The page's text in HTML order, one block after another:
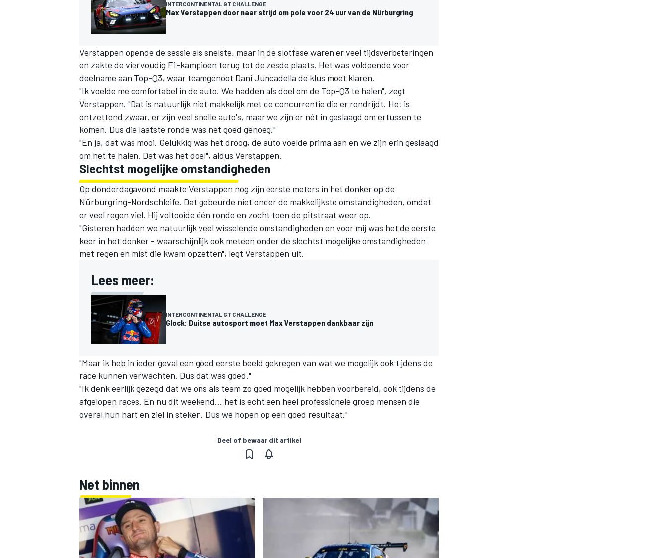
INTERCONTINENTAL GT CHALLENGE
Max Verstappen door naar strijd om pole voor 24 uur van de Nürburgring
Verstappen opende de sessie als snelste, maar in de slotfase waren er veel tijdsverbeteringen
en zakte de viervoudig F1-kampioen terug tot de zesde plaats. Het was voldoende voor
deelname aan Top-Q3, waar teamgenoot Dani Juncadella de klus moet klaren.
"Ik voelde me comfortabel in de auto. We hadden als doel om de Top-Q3 te halen", zegt
Verstappen. "Dat is natuurlijk niet makkelijk met de concurrentie die er rondrijdt. Het is
ontzettend zwaar, er zijn veel snelle auto's, maar we zijn er nét in geslaagd om ertussen te
komen. Dus die laatste ronde was net goed genoeg."
"En ja, dat was mooi. Gelukkig was het droog, de auto voelde prima aan en we zijn erin geslaagd
om het te halen. Dat was het doel", aldus Verstappen.
Slechtst mogelijke omstandigheden
Op donderdagavond maakte Verstappen nog zijn eerste meters in het donker op de
Nürburgring-Nordschleife. Dat gebeurde niet onder de makkelijkste omstandigheden, omdat
er veel regen viel. Hij voltooide één ronde en zocht toen de pitstraat weer op.
"Gisteren hadden we natuurlijk veel wisselende omstandigheden en voor mij was het de eerste
keer in het donker - waarschijnlijk ook meteen onder de slechtst mogelijke omstandigheden
met regen en mist die kwam opzetten", legt Verstappen uit.
Lees meer:
INTERCONTINENTAL GT CHALLENGE
Glock: Duitse autosport moet Max Verstappen dankbaar zijn
"Maar ik heb in ieder geval een goed eerste beeld gekregen van wat we mogelijk ook tijdens de
race kunnen verwachten. Dus dat was goed."
"Ik denk eerlijk gezegd dat we ons als team zo goed mogelijk hebben voorbereid, ook tijdens de
afgelopen races. En nu dit weekend… het is echt een heel professionele groep mensen die
overal hun hart en ziel in steken. Dus we hopen op een goed resultaat."
Deel of bewaar dit artikel
Net binnen